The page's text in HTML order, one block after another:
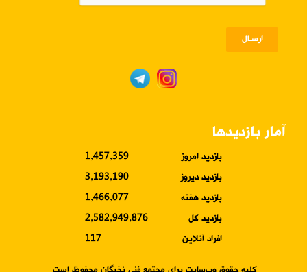
ارسـال
آمار بازدیدها
بازدید امروز
1,457,359
بازدید دیروز
3,193,190
بازدید هفته
1,466,077
بازدید کل
2,582,949,876
افراد آنلاین
117